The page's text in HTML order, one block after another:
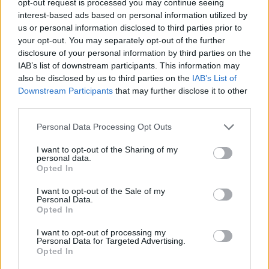
opt-out request is processed you may continue seeing
interest-based ads based on personal information utilized by
us or personal information disclosed to third parties prior to
your opt-out. You may separately opt-out of the further
disclosure of your personal information by third parties on the
IAB’s list of downstream participants. This information may
also be disclosed by us to third parties on the IAB’s List of
Downstream Participants that may further disclose it to other
Personal Data Processing Opt Outs
I want to opt-out of the Sharing of my
personal data.
Opted In
I want to opt-out of the Sale of my
Personal Data.
Opted In
I want to opt-out of processing my
Personal Data for Targeted Advertising.
Opted In
mořského pobřeží tří kontinentů ropnými látkami, znovu navodilo
otázku, zda dělá ropný průmysl dost pro to, aby zajistil bezpečnost
převozu svých produktů, a otázku jak dlouho ještě bude veřejnost
tolerovat tento přístup "uklidit a pokračovat dál".
Michal Štingl: Zničme přírodu co nejrychleji, zbytek se
bude lépe chránit!
Na problematiku těžby koněpruského ložiska existují dva pohledy.
k postupné likvidaci korálového útesu, který vznikal jako světové
nevrátí. Pak je jednoznačné, že co největší zpomalení těžby je cílem,
který upřednostníme před sebelepší rekultivací a plánovaný
geologický park se nám jeví stejně přirozenou krajinou jako
Ivan Sommer: Nepatřím mezi autory dokumentace EIA
24.3.2000
Vzhledem k tvrzení pana Štingla v příspěvku " Nezaujaté vyjádření
pana Sommra ke své vlastní dokumentaci? " jsem nucen prohlásit,